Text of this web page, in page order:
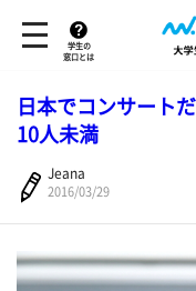
学生の
窓口とは
日本でコンサート
10人未満
Jeana
2016/03/29